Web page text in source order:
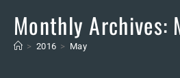
Monthly Archives:
> 2016 > May